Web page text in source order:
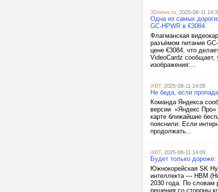
3Dnews.ru , 2025-08-11
Одна из самых
GC-HPWR в €3084
Флагманская
разъёмом питания
цене €3084, что
VideoCardz сообщает,
изображения:...
iXBT, 2025-08-11 14:09
Не беда, если
Команда Яндекса
версии «Яндекс Про»
карте ближайшие
пояснили: Если
продолжать...
iXBT, 2025-08-11 14:09
Будет только
Южнокорейская SK
интеллекта — HBM
2030 года. По словам
решения со стороны